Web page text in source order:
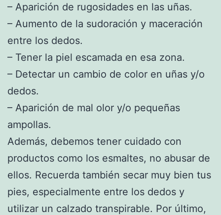
– Aparición de rugosidades en las uñas.
– Aumento de la sudoración y maceración
entre los dedos.
– Tener la piel escamada en esa zona.
– Detectar un cambio de color en uñas y/o
dedos.
– Aparición de mal olor y/o pequeñas
ampollas.
Además, debemos tener cuidado con
productos como los esmaltes, no abusar de
ellos. Recuerda también secar muy bien tus
pies, especialmente entre los dedos y
utilizar un calzado transpirable. Por último,